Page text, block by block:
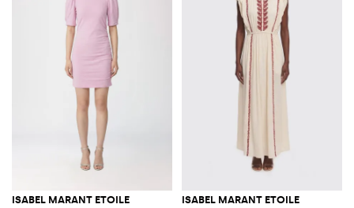
ISABEL MARANT ETOILE ISABEL MARANT ETOILE